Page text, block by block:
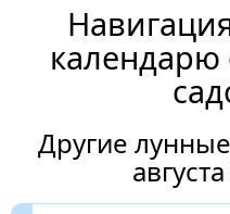
календарю
Другие